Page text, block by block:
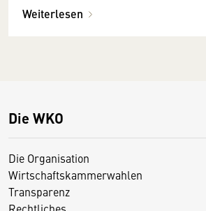
Weiterlesen
Die WKO
Die Organisation
Wirtschaftskammerwahlen
Transparenz